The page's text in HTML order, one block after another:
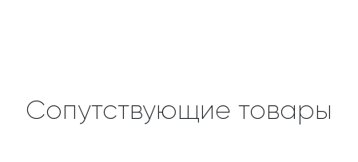
Сопутствующие товары